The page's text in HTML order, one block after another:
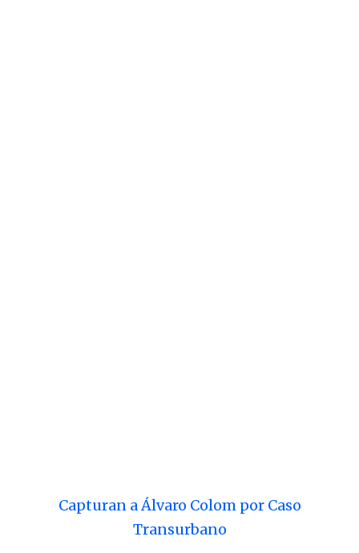
Capturan a Álvaro Colom por Caso
Transurbano